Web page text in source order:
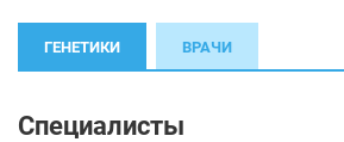
ГЕНЕТИКИ ВРАЧИ
Специалисты